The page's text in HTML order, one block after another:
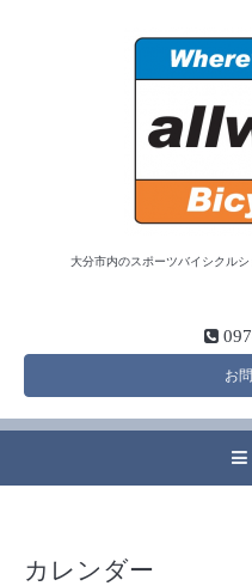
大分市内のスポーツバイシクル
お
カレンダー